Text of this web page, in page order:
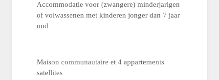
Accommodatie voor (zwangere) minderjarigen
of volwassenen met kinderen jonger dan 7 jaar
oud
Maison communautaire et 4 appartements
satellites